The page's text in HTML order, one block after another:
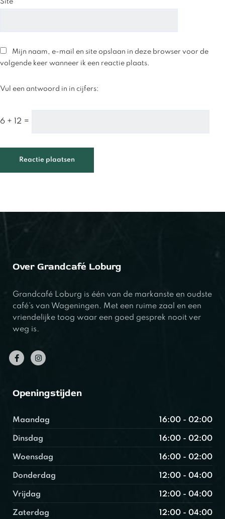
Site
Mijn naam, e-mail en site opslaan in deze browser voor de
volgende keer wanneer ik een reactie plaats.
Vul een antwoord in in cijfers:
6 + 12 =
Over Grandcafé Loburg
Grandcafé Loburg is één van de markanste en oudste
café’s van Wageningen. Met een ruime zaal en een
vriendelijke toog waar een goed gesprek nooit ver
weg is.
Openingstijden
Maandag 16:00 - 02:00
Dinsdag 16:00 - 02:00
Woensdag 16:00 - 02:00
Donderdag 12:00 - 04:00
Vrijdag 12:00 - 04:00
Zaterdag 12:00 - 04:00